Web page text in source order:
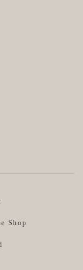
Shop